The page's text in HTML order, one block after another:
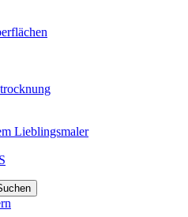
Lieblingsmaler